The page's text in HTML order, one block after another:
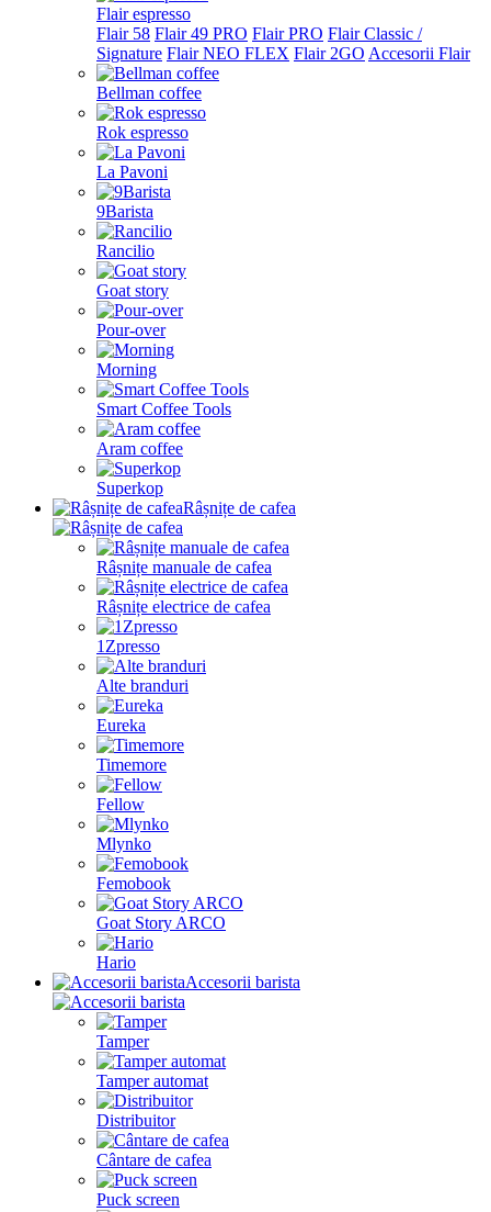
Flair espresso
Flair 58 Flair 49 PRO Flair PRO Flair Classic /
Signature Flair NEO FLEX Flair 2GO Accesorii Flair
Bellman coffee
Rok espresso
La Pavoni
9Barista
Rancilio
Goat story
Pour-over
Morning
Smart Coffee Tools
Aram coffee
Superkop
Râșnițe de cafea
Râșnițe manuale de cafea
Râșnițe electrice de cafea
1Zpresso
Alte branduri
Eureka
Timemore
Fellow
Mlynko
Femobook
Goat Story ARCO
Hario
Accesorii barista
Tamper
Tamper automat
Distribuitor
Cântare de cafea
Puck screen